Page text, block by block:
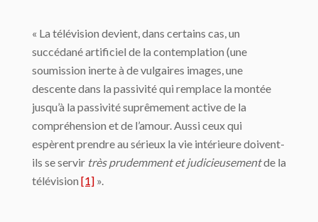
« La télévision devient, dans certains cas, un
succédané artificiel de la contemplation (une
soumission inerte à de vulgaires images, une
descente dans la passivité qui remplace la montée
jusqu’à la passivité suprêmement active de la
compréhension et de l’amour. Aussi ceux qui
espèrent prendre au sérieux la vie intérieure doivent-
ils se servir très prudemment et judicieusementde la
télévision [1] ».